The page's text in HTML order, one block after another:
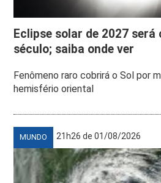
Eclipse solar de 2027 será
século; saiba onde ver
Fenômeno raro cobrirá o Sol por
hemisfério oriental
MUNDO 21h26 de 01/08/2026